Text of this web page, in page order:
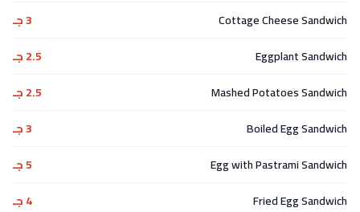
Cottage Cheese Sandwich
3 جـ
Eggplant Sandwich
2.5 جـ
Mashed Potatoes Sandwich
2.5 جـ
Boiled Egg Sandwich
3 جـ
Egg with Pastrami Sandwich
5 جـ
Fried Egg Sandwich
4 جـ